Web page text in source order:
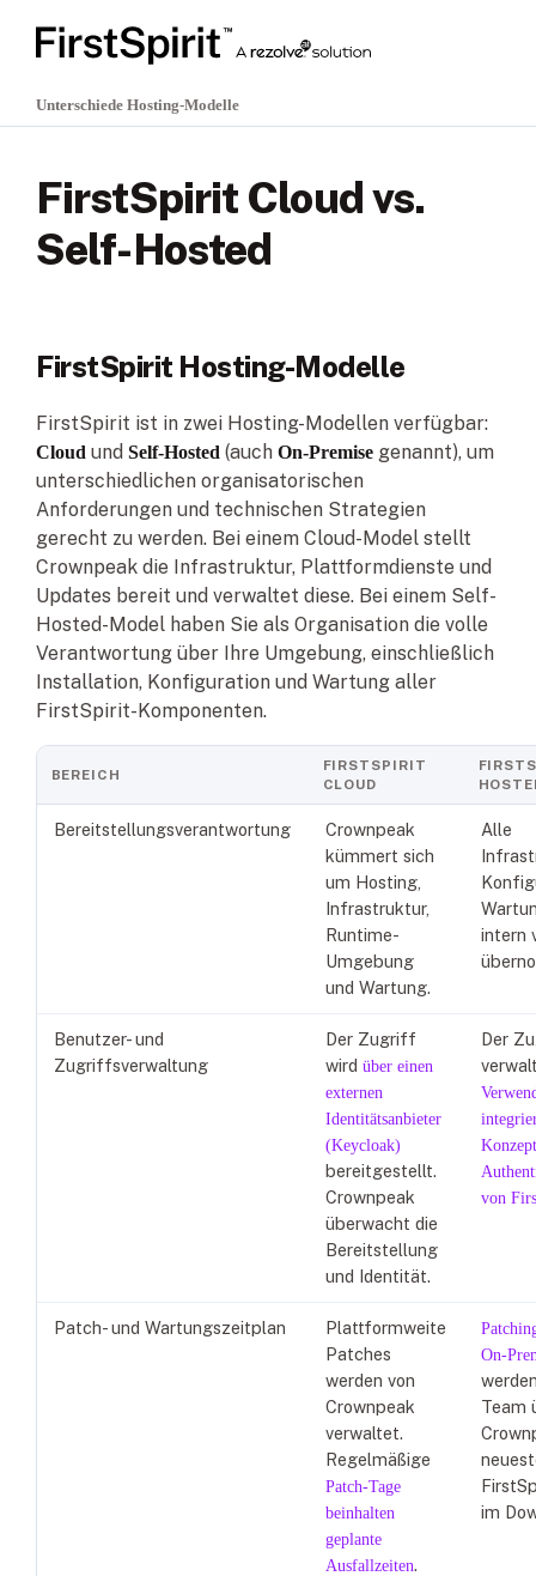
Unterschiede Hosting-Modelle
FirstSpirit Cloud vs.
Self-Hosted
FirstSpirit Hosting-Modelle
FirstSpirit ist in zwei Hosting-Modellen verfügbar:
Cloud und Self-Hosted (auch On-Premise genannt), um
unterschiedlichen organisatorischen
Anforderungen und technischen Strategien
gerecht zu werden. Bei einem Cloud-Model stellt
Crownpeak die Infrastruktur, Plattformdienste und
Updates bereit und verwaltet diese. Bei einem Self-
Hosted-Model haben Sie als Organisation die volle
Verantwortung über Ihre Umgebung, einschließlich
Installation, Konfiguration und Wartung aller
FirstSpirit-Komponenten.
BEREICH
FIRSTSPIRIT
CLOUD
Bereitstellungsverantwortung
Crownpeak
kümmert sich
um Hosting,
Infrastruktur,
Runtime-
Umgebung
und Wartung.
Alle
intern
Benutzer- und
Zugriffsverwaltung
Der Zugriff
wirdüber einen
externen
Identitätsanbieter
(Keycloak)
bereitgestellt.
Crownpeak
überwacht die
Bereitstellung
und Identität.
Der
von
Patch- und Wartungszeitplan
Plattformweite
Patches
werden von
Crownpeak
verwaltet.
Regelmäßige
Patch-Tage
beinhalten
geplante
Ausfallzeiten.
On-
Team
im